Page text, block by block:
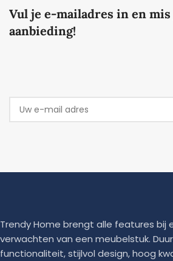
Vul je e-mailadres in en mis
aanbieding!
Trendy Home brengt alle features bij
verwachten van een meubelstuk.
functionaliteit, stijlvol design, hoog